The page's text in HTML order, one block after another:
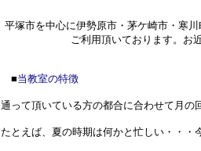
平塚市を中心に伊勢原市・茅ケ崎市・寒
ご利用頂いております。お
■当教室の特徴
通って頂いている方の都合に合わせて月の
たとえば、夏の時期は何かと忙しい・・